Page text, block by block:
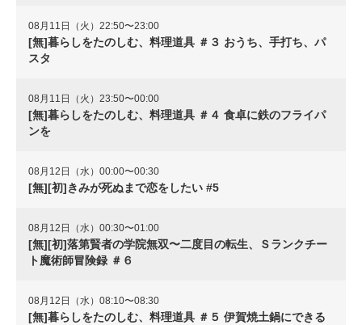
08月11日（火）22:50〜23:00
[無]暮らしをたのしむ、料理道具 ＃３ おうち、手打ち、パ
スタ
08月11日（火）23:50〜00:00
[無]暮らしをたのしむ、料理道具 ＃４ 食卓に鉄のフライパ
ンを
08月12日（水）00:00〜00:30
[無][初]きみが死ぬまで恋をしたい #5
08月12日（水）00:30〜01:00
[無][初]落第賢者の学院無双〜二度目の転生、Ｓランクチー
ト魔術師冒険録 ＃６
08月12日（水）08:10〜08:30
[無]暮らしをたのしむ、料理道具 ＃５ 伊賀焼土鍋にできる